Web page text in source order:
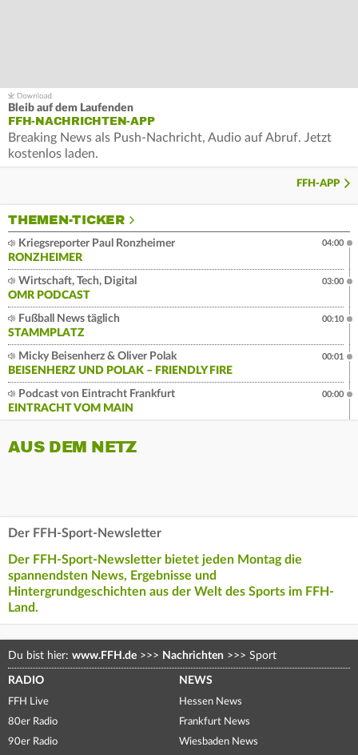
Bleib auf dem Laufenden
FFH-NACHRICHTEN-APP
Breaking News als Push-Nachricht, Audio auf Abruf. Jetzt
kostenlos laden.
FFH-APP
THEMEN-TICKER
Kriegsreporter Paul Ronzheimer
RONZHEIMER
04:00
Wirtschaft, Tech, Digital
OMR PODCAST
03:00
Fußball News täglich
STAMMPLATZ
00:10
Micky Beisenherz & Oliver Polak
BEISENHERZ UND POLAK – FRIENDLY FIRE
00:01
Podcast von Eintracht Frankfurt
EINTRACHT VOM MAIN
00:00
AUS DEM NETZ
Der FFH-Sport-Newsletter
Der FFH-Sport-Newsletter bietet jeden Montag die
spannendsten News, Ergebnisse und
Hintergrundgeschichten aus der Welt des Sports im FFH-
Land.
Du bist hier: www.FFH.de >>> Nachrichten >>> Sport
RADIO
FFH Live
80er Radio
90er Radio
NEWS
Hessen News
Frankfurt News
Wiesbaden News